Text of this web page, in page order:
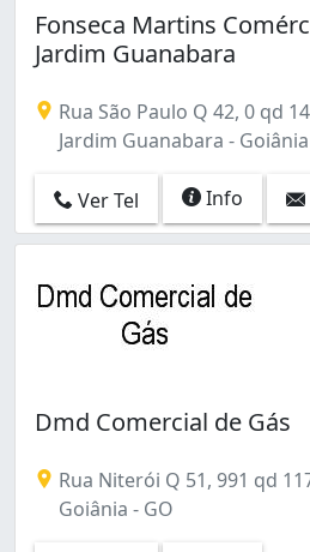
Fonseca Martins
Jardim Guanabara
Rua São Paulo Q 42, 0 qd
Jardim Guanabara -
Ver Tel Info
Dmd Comercial de Gás
Rua Niterói Q 51, 991 qd
Goiânia - GO